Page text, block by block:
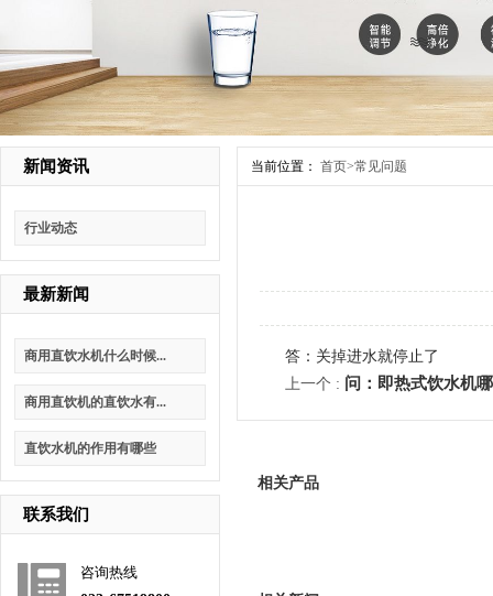
新闻资讯
行业动态
最新新闻
商用直饮水机什么时候...
商用直饮机的直饮水有...
直饮水机的作用有哪些
联系我们
咨询热线
当前位置： 首页>常见问题
答：关掉进水就停止了
上一个 : 问：即热式饮水机
相关产品